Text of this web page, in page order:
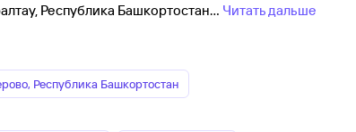
Республика Башкортостан Читать дальше
Республика Башкортостан